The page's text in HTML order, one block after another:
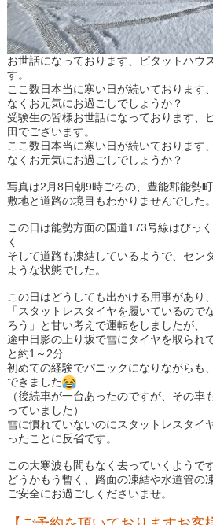
お世話になっております、ピタットハウ
す。
ここ数日本当に寒い日が続いております
なくお元気にお過ごしでしょうか？
受験生の皆様お世話になっております、
田でございます。
ここ数日本当に寒い日が続いております
なくお元気にお過ごしでしょうか？
写真は2月8日朝9時ごろの、豊能郡能勢町
敷地と道路の境目もわかりませんでした。
この日は能勢方面の国道173号線はびっ
く
そして道路も凍結しているようで、セン
ような状態でした。
この日はどうしても出かける用事があり、
「スタットレスタイヤを履いているので
ろう」と甘い考えで運転をしましたが、
途中日影の上り坂で雪にタイヤを取られ
と約1～2分
初めての経験でパニックになりながらも
できました
（後続車が一台あったのですが、その車
っていました）
雪に慣れていないのにスタットレスタイ
ったことに反省です。
この大寒波も間もなく去っていくようで
どうかもう暫く、路面の凍結や水道管の
ご安全にお過ごしくださいませ。